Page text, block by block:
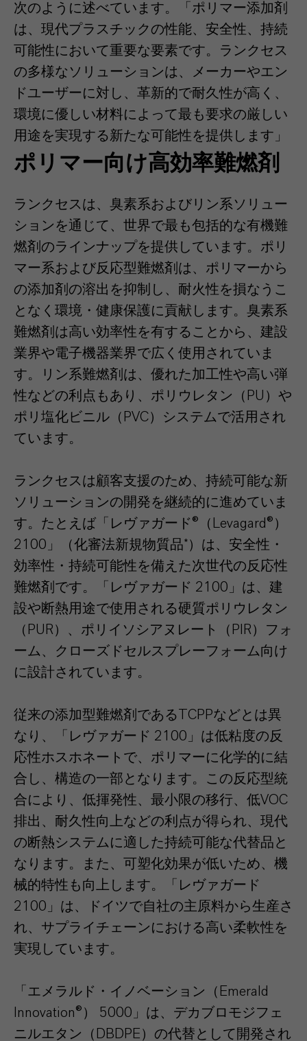
次のように述べています。「ポリマー添加剤
は、現代プラスチックの性能、安全性、持続
可能性において重要な要素です。ランクセス
の多様なソリューションは、メーカーやエン
ドユーザーに対し、革新的で耐久性が高く、
環境に優しい材料によって最も要求の厳しい
用途を実現する新たな可能性を提供します」
ポリマー向け高効率難燃剤
ランクセスは、臭素系およびリン系ソリュー
ションを通じて、世界で最も包括的な有機難
燃剤のラインナップを提供しています。ポリ
マー系および反応型難燃剤は、ポリマーから
の添加剤の溶出を抑制し、耐火性を損なうこ
となく環境・健康保護に貢献します。臭素系
難燃剤は高い効率性を有することから、建設
業界や電子機器業界で広く使用されていま
す。リン系難燃剤は、優れた加工性や高い弾
性などの利点もあり、ポリウレタン（PU）や
ポリ塩化ビニル（PVC）システムで活用され
ています。
ランクセスは顧客支援のため、持続可能な新
ソリューションの開発を継続的に進めていま
す。たとえば「レヴァガード®（Levagard®）
2100」（化審法新規物質品*）は、安全性・
効率性・持続可能性を備えた次世代の反応性
難燃剤です。「レヴァガード 2100」は、建
設や断熱用途で使用される硬質ポリウレタン
（PUR）、ポリイソシアヌレート（PIR）フォ
ーム、クローズドセルスプレーフォーム向け
に設計されています。
従来の添加型難燃剤であるTCPPなどとは異
なり、「レヴァガード 2100」は低粘度の反
応性ホスホネートで、ポリマーに化学的に結
合し、構造の一部となります。この反応型統
合により、低揮発性、最小限の移行、低VOC
排出、耐久性向上などの利点が得られ、現代
の断熱システムに適した持続可能な代替品と
なります。また、可塑化効果が低いため、機
械的特性も向上します。「レヴァガード
2100」は、ドイツで自社の主原料から生産さ
れ、サプライチェーンにおける高い柔軟性を
実現しています。
「エメラルド・イノベーション（Emerald
Innovation®） 5000」は、デカブロモジフェ
ニルエタン（DBDPE）の代替として開発され